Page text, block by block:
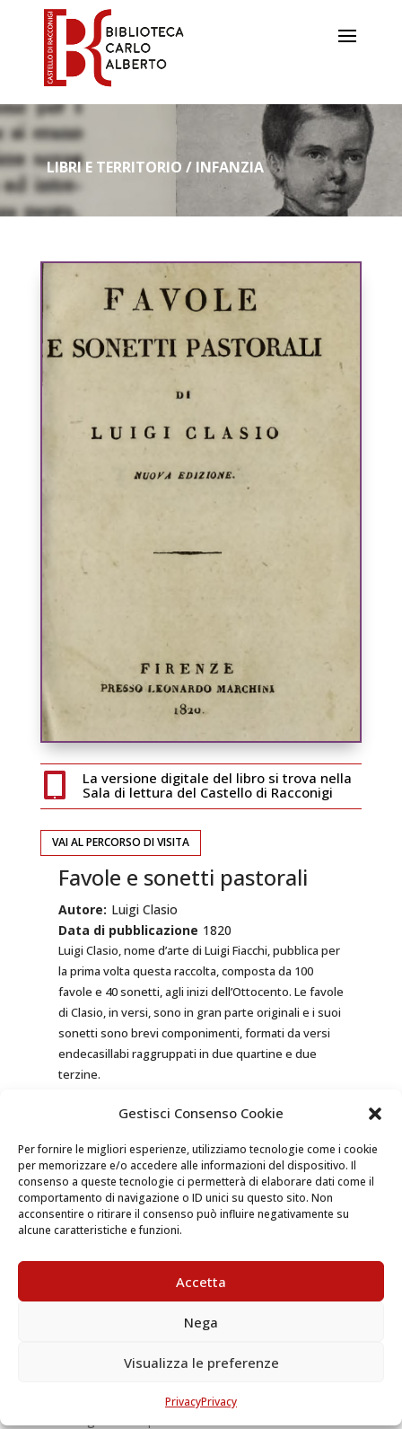
Gestisci Consenso Cookie
Per fornire le migliori esperienze, utilizziamo tecnologie come i cookie
per memorizzare e/o accedere alle informazioni del dispositivo. Il
consenso a queste tecnologie ci permetterà di elaborare dati come il
comportamento di navigazione o ID unici su questo sito. Non
acconsentire o ritirare il consenso può influire negativamente su
alcune caratteristiche e funzioni.
Accetta
Nega
Visualizza le preferenze
PrivacyPrivacy
LIBRI E TERRITORIO / INFANZIA
La versione digitale del libro si trova nella
Sala di lettura del Castello di Racconigi
VAI AL PERCORSO DI VISITA
Favole e sonetti pastorali
Autore: Luigi Clasio
Data di pubblicazione 1820
Luigi Clasio, nome d’arte di Luigi Fiacchi, pubblica per
la prima volta questa raccolta, composta da 100
favole e 40 sonetti, agli inizi dell’Ottocento. Le favole
di Clasio, in versi, sono in gran parte originali e i suoi
sonetti sono brevi componimenti, formati da versi
endecasillabi raggruppati in due quartine e due
terzine.
Scoglio e il DiamanteoIl Cannocchiale della
Mentre i sonetti sono dedicati all’esaltazione di
elementi della natura che richiamano la vita
campestre.
Scoglio. Io non son lucido, ma son gigante.
Il mondo è vario; e ognuno puote